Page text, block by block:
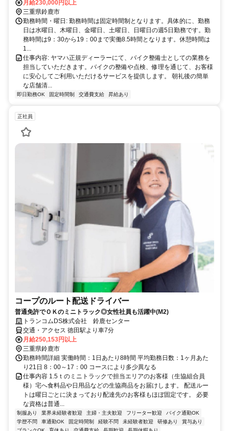
サーキット稲生駅から徒歩で約22分。 車通勤可。バイク通勤可。ご
相談ください。
月給230,000円以上
三重県鈴鹿市
勤務時間・曜日: 勤務時間は固定時間制となります。具体的に、勤務
日は水曜日、木曜日、金曜日、土曜日、日曜日の週5日勤務です。勤
務時間は9：30から19：00まで実働8.5時間となります。休憩時間は
1...
仕事内容: ヤマハ正規ディーラーにて、バイク整備士としての業務を
担当していただきます。バイクの整備や点検、修理を通じて、お客様
に安心してご利用いただけるサービスを提供します。 朝礼後の簡単
な店舗清...
即日勤務OK 固定時間制 交通費支給 昇給あり
正社員
コープのルート配送ドライバー
普通免許でＯＫのミニトラック◎女性社員も活躍中(M2)
トランコムDS株式会社 鈴鹿センター
交通・アクセス 徳田駅より車7分
月給250,153円以上
三重県鈴鹿市
勤務時間詳細 実働時間：1日あたり8時間 平均勤務日数：1ヶ月あた
り21日 8：00～17：00 コースにより多少異なる
仕事内容 1.5ｔのミニトラックで担当エリアのお客様（生協組合員
様）宅へ食料品や日用品などの生協商品をお届けします。 配送ルー
トは曜日ごとに決まっており配達先のお客様もほぼ固定です。 必要
な資格は普通...
制服あり 業界未経験者歓迎 主婦・主夫歓迎 フリーター歓迎
バイク通勤OK
学歴不問
車通勤OK 固定時間制 経験不問 未経験者歓迎 研修あり
賞与あり